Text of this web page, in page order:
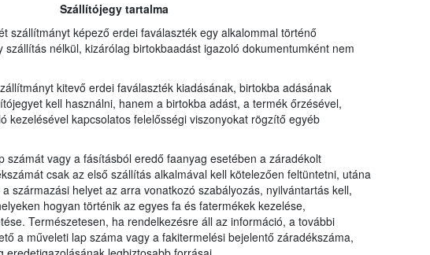
Szállítójegy tartalma
szállítmányt képező erdei faválaszték egy alkalommal történő
nélkül, kizárólag birtokbaadást igazoló dokumentumként nem
kitevő erdei faválaszték kiadásának, birtokba adásának
kell használni, hanem a birtokba adást, a termék őrzésével,
kezelésével kapcsolatos felelősségi viszonyokat rögzítő egyéb
számát vagy a fásításból eredő faanyag esetében a záradékolt
csak az első szállítás alkalmával kell kötelezően feltüntetni, utána
származási helyet az arra vonatkozó szabályozás, nyilvántartás kell,
hogyan történik az egyes fa és fatermékek kezelése,
Természetesen, ha rendelkezésre áll az információ, a további
a műveleti lap száma vagy a fakitermelési bejelentő záradékszáma,